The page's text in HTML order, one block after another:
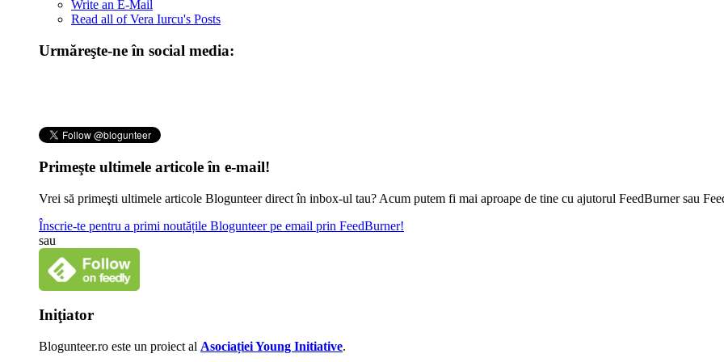
Write an E-Mail
Read all of Vera Iurcu's Posts
Urmăreşte-ne în social media:
Primeşte ultimele articole în e-mail!
Vrei să primeşti ultimele articole Blogunteer direct în inbox-ul tau? Acum putem fi mai aproape de tine cu ajutorul FeedBurner sau
Înscrie-te pentru a primi noutățile Blogunteer pe email prin FeedBurner!
sau
Iniţiator
Blogunteer.ro este un proiect al Asociației Young Initiative.